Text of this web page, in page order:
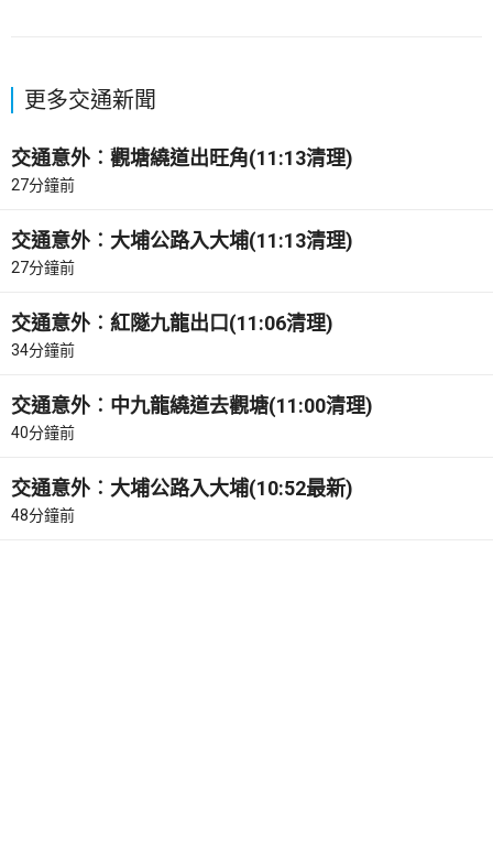
更多交通新聞
交通意外︰觀塘繞道出旺角(11:13清理)
27分鐘前
交通意外︰大埔公路入大埔(11:13清理)
27分鐘前
交通意外︰紅隧九龍出口(11:06清理)
34分鐘前
交通意外︰中九龍繞道去觀塘(11:00清理)
40分鐘前
交通意外︰大埔公路入大埔(10:52最新)
48分鐘前